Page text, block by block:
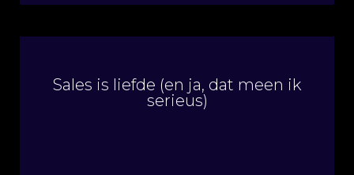
Sales is liefde (en ja, dat meen ik
serieus)